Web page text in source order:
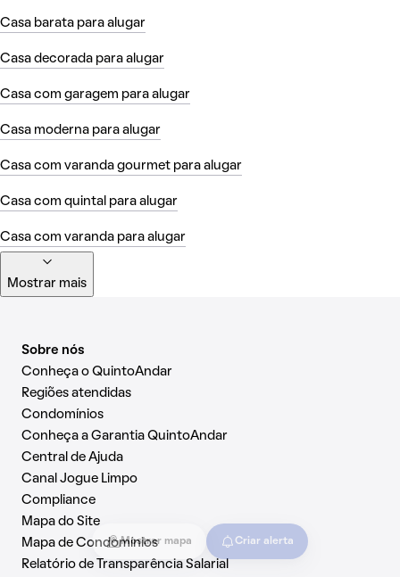
Mostrar mapa Criar alerta
Casa barata para alugar
Casa decorada para alugar
Casa com garagem para alugar
Casa moderna para alugar
Casa com varanda gourmet para alugar
Casa com quintal para alugar
Casa com varanda para alugar
Mostrar mais
Sobre nós
Conheça o QuintoAndar
Regiões atendidas
Condomínios
Conheça a Garantia QuintoAndar
Central de Ajuda
Canal Jogue Limpo
Compliance
Mapa do Site
Mapa de Condomínios
Relatório de Transparência Salarial